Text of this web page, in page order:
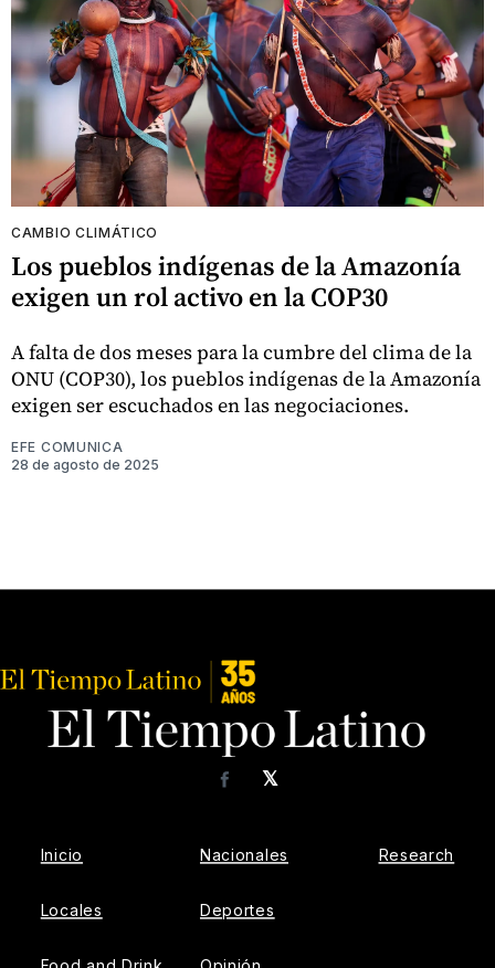
CAMBIO CLIMÁTICO
Los pueblos indígenas de la Amazonía
exigen un rol activo en la COP30
A falta de dos meses para la cumbre del clima de la
ONU (COP30), los pueblos indígenas de la Amazonía
exigen ser escuchados en las negociaciones.
EFE COMUNICA
28 de agosto de 2025
𝕏
Facebook
Inicio
Locales
Nacionales
Deportes
Research